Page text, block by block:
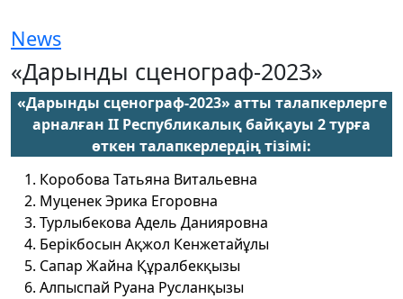
News
«Дарынды сценограф-2023»
«Дарынды сценограф-2023» атты талапкерлерге
арналған ІІ Республикалық байқауы 2 турға
өткен талапкерлердің тізімі:
Коробова Татьяна Витальевна
Муценек Эрика Егоровна
Турлыбекова Адель Данияровна
Берікбосын Ақжол Кенжетайұлы
Сапар Жайна Құралбекқызы
Алпыспай Руана Русланқызы